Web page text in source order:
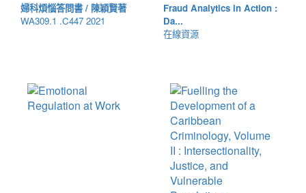
婦科煩惱答問書 / 陳穎賢著
WA309.1 .C447 2021
Fraud Analytics in Action :
Da...
在線資源